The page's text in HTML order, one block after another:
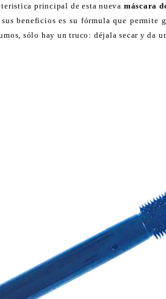
principal de esta nueva máscara
beneficios es su fórmula que permite
sólo hay un truco: déjala secar y da